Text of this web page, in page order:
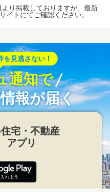
り掲載しておりますが、最新
イトにてご確認ください。
を見逃さない！
通知で
報が届く
宅・不動産
アプリ